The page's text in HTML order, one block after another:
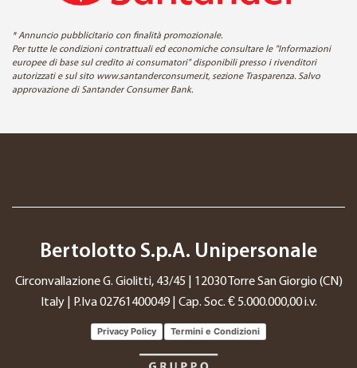
* Annuncio pubblicitario con finalità promozionale.
Per tutte le condizioni contrattuali ed economiche consultare le "Informazioni
europee di base sul credito ai consumatori" disponibili presso i rivenditori
autorizzati e sul sito www.santanderconsumer.it, sezione Trasparenza. Salvo
approvazione di Santander Consumer Bank.
Bertolotto S.p.A. Unipersonale
Circonvallazione G. Giolitti, 43/45 | 12030 Torre San Giorgio (CN)
Italy | P.Iva 02761400049 | Cap. Soc. € 5.000.000,00 i.v.
Privacy Policy Termini e Condizioni